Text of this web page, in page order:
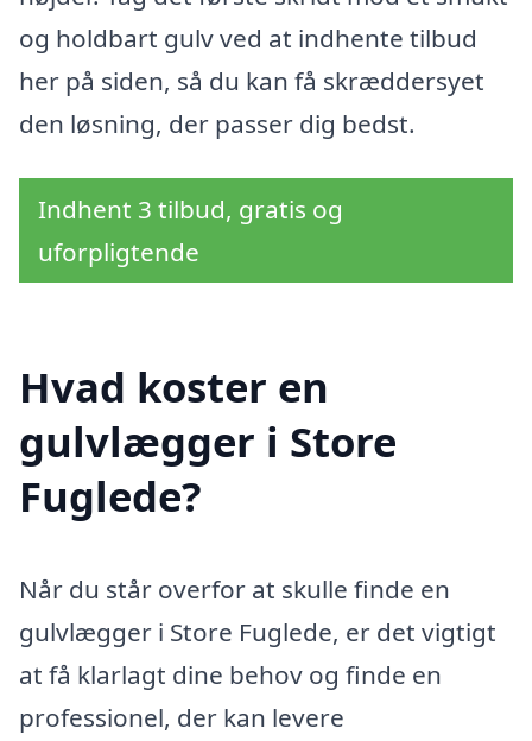
og holdbart gulv ved at indhente tilbud
her på siden, så du kan få skræddersyet
den løsning, der passer dig bedst.
Indhent 3 tilbud, gratis og
uforpligtende
Hvad koster en
gulvlægger i Store
Fuglede?
Når du står overfor at skulle finde en
gulvlægger i Store Fuglede, er det vigtigt
at få klarlagt dine behov og finde en
professionel, der kan levere